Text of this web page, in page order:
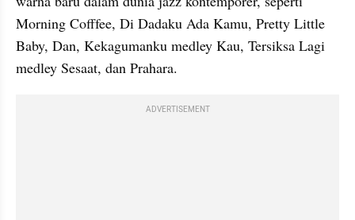
Morning Cofffee, Di Dadaku Ada Kamu, Pretty Little
Baby, Dan, Kekagumanku medley Kau, Tersiksa Lagi
medley Sesaat, dan Prahara.
ADVERTISEMENT